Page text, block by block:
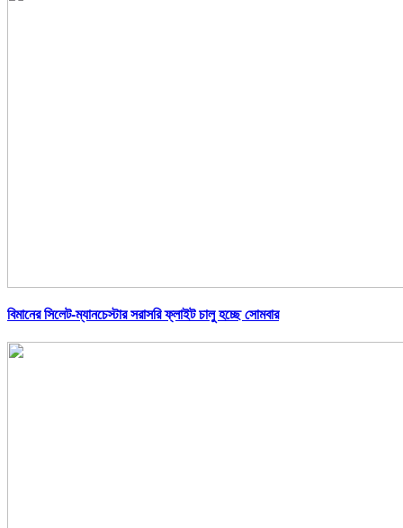
বিমানের সিলেট-ম্যানচেস্টার সরাসরি ফ্লাইট চালু হচ্ছে সোমবার